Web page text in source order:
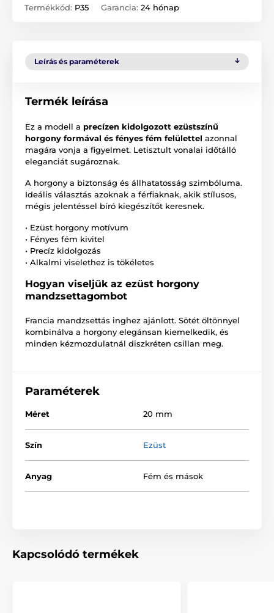
Termékkód: P35 Garancia: 24 hónap
Leírás és paraméterek
Termék leírása
Ez a modell a precízen kidolgozott ezüstszínű
horgony formával és fényes fém felülettel azonnal
magára vonja a figyelmet. Letisztult vonalai időtálló
eleganciát sugároznak.
A horgony a biztonság és állhatatosság szimbóluma.
Ideális választás azoknak a férfiaknak, akik stílusos,
mégis jelentéssel bíró kiegészítőt keresnek.
• Ezüst horgony motívum
• Fényes fém kivitel
• Precíz kidolgozás
• Alkalmi viselethez is tökéletes
Hogyan viseljük az ezüst horgony
mandzsettagombot
Francia mandzsettás inghez ajánlott. Sötét öltönnyel
kombinálva a horgony elegánsan kiemelkedik, és
minden kézmozdulatnál diszkréten csillan meg.
Paraméterek
Méret 20 mm
Szín Ezüst
Anyag Fém és mások
Kapcsolódó termékek